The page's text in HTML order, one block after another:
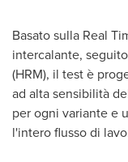
Basato sulla Real
intercalante,
(HRM), il test è
ad alta sensibilità
per ogni variante e
l'intero flusso di